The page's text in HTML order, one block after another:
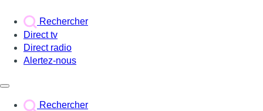
Rechercher
Direct tv
Direct radio
Alertez-nous
Rechercher